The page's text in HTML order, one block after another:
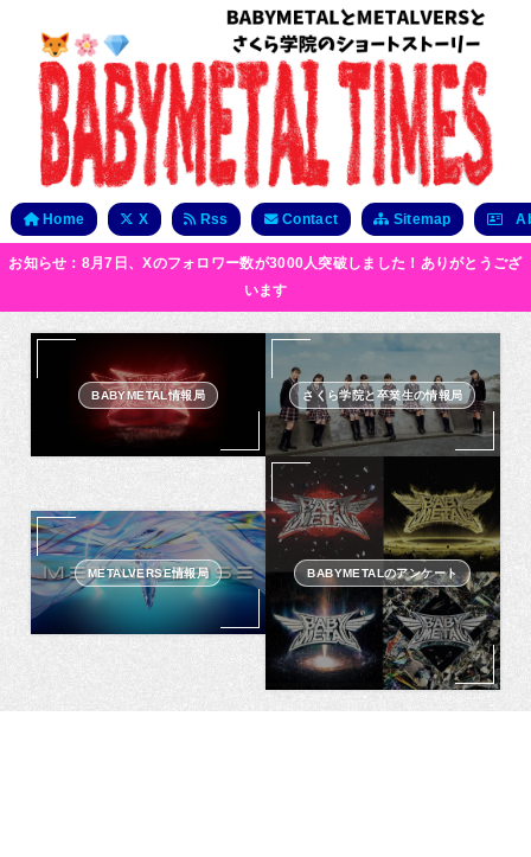
Home X Rss Contact Sitemap
お知らせ：8月7日、Xのフォロワー数が3000人突破しました！ありがとうござ
います
BABYMETAL情報局 さくら学院と卒業生の情報局
METALVERSE情報局 BABYMETALのアンケート